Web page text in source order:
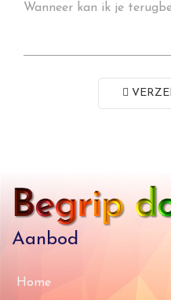
Wanneer kan ik je
Aanbod
Home